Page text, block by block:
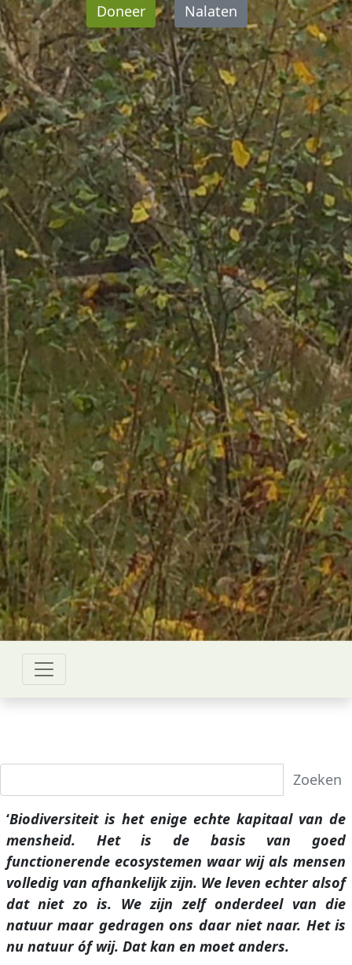
Doneer Nalaten
‘Biodiversiteit is het enige echte kapitaal van de
mensheid. Het is de basis van goed
functionerende ecosystemen waar wij als mensen
volledig van afhankelijk zijn. We leven echter alsof
dat niet zo is. We zijn zelf onderdeel van die
natuur maar gedragen ons daar niet naar. Het is
nu natuur óf wij. Dat kan en moet anders.